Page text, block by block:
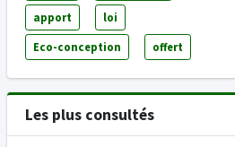
apport loi
Eco-conception offert
Les plus consultés